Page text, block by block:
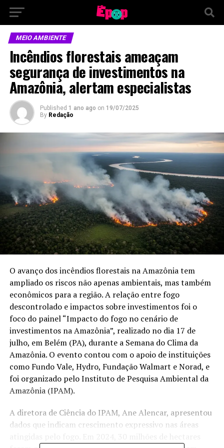
MEIO AMBIENTE
Incêndios florestais ameaçam
segurança de investimentos na
Amazônia, alertam especialistas
Published 1 ano ago on 19/07/2025
By Redação
O avanço dos incêndios florestais na Amazônia tem
ampliado os riscos não apenas ambientais, mas também
econômicos para a região. A relação entre fogo
descontrolado e impactos sobre investimentos foi o
foco do painel “Impacto do fogo no cenário de
investimentos na Amazônia”, realizado no dia 17 de
julho, em Belém (PA), durante a Semana do Clima da
Amazônia. O evento contou com o apoio de instituições
como Fundo Vale, Hydro, Fundação Walmart e Norad, e
foi organizado pelo Instituto de Pesquisa Ambiental da
Amazônia (IPAM).
A diretora de Ciência do IPAM, Ane Alencar, apresentou
dados que indicam crescimento expressivo nas áreas